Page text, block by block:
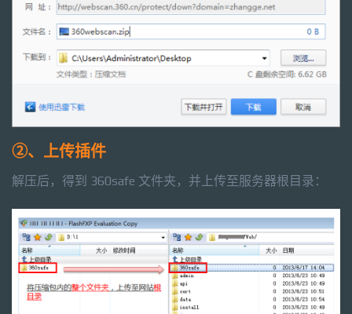
②、上传插件
解压后，得到 360safe 文件夹，并上传至服务器根目录：